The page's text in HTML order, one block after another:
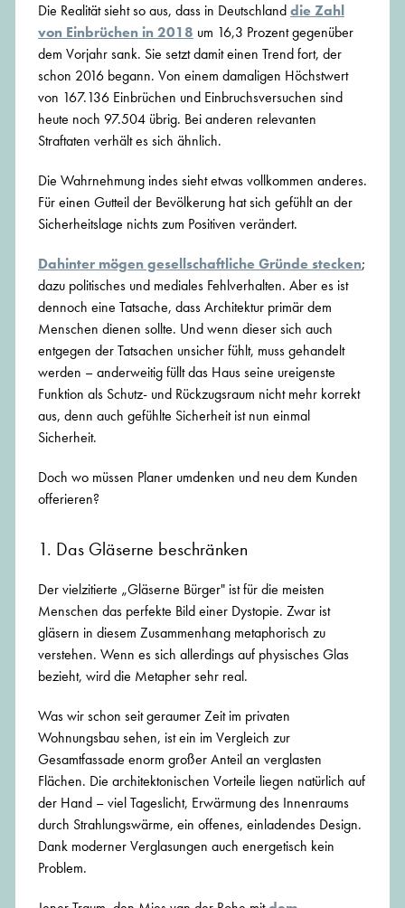
Die Realität sieht so aus, dass in Deutschlanddie Zahl
von Einbrüchen in 2018 um 16,3 Prozent gegenüber
dem Vorjahr sank. Sie setzt damit einen Trend fort, der
schon 2016 begann. Von einem damaligen Höchstwert
von 167.136 Einbrüchen und Einbruchsversuchen sind
heute noch 97.504 übrig. Bei anderen relevanten
Straftaten verhält es sich ähnlich.
Die Wahrnehmung indes sieht etwas vollkommen anderes.
Für einen Gutteil der Bevölkerung hat sich gefühlt an der
Sicherheitslage nichts zum Positiven verändert.
Dahinter mögen gesellschaftliche Gründe stecken;
dazu politisches und mediales Fehlverhalten. Aber es ist
dennoch eine Tatsache, dass Architektur primär dem
Menschen dienen sollte. Und wenn dieser sich auch
entgegen der Tatsachen unsicher fühlt, muss gehandelt
werden – anderweitig füllt das Haus seine ureigenste
Funktion als Schutz- und Rückzugsraum nicht mehr korrekt
aus, denn auch gefühlte Sicherheit ist nun einmal
Sicherheit.
Doch wo müssen Planer umdenken und neu dem Kunden
offerieren?
1. Das Gläserne beschränken
Der vielzitierte „Gläserne Bürger" ist für die meisten
Menschen das perfekte Bild einer Dystopie. Zwar ist
gläsern in diesem Zusammenhang metaphorisch zu
verstehen. Wenn es sich allerdings auf physisches Glas
bezieht, wird die Metapher sehr real.
Was wir schon seit geraumer Zeit im privaten
Wohnungsbau sehen, ist ein im Vergleich zur
Gesamtfassade enorm großer Anteil an verglasten
Flächen. Die architektonischen Vorteile liegen natürlich auf
der Hand – viel Tageslicht, Erwärmung des Innenraums
durch Strahlungswärme, ein offenes, einladendes Design.
Dank moderner Verglasungen auch energetisch kein
Problem.